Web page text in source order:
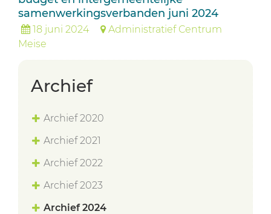
samenwerkingsverbanden juni 2024
18 juni 2024
Administratief Centrum
Meise
Archief
Archief 2020
Archief 2021
Archief 2022
Archief 2023
Archief 2024